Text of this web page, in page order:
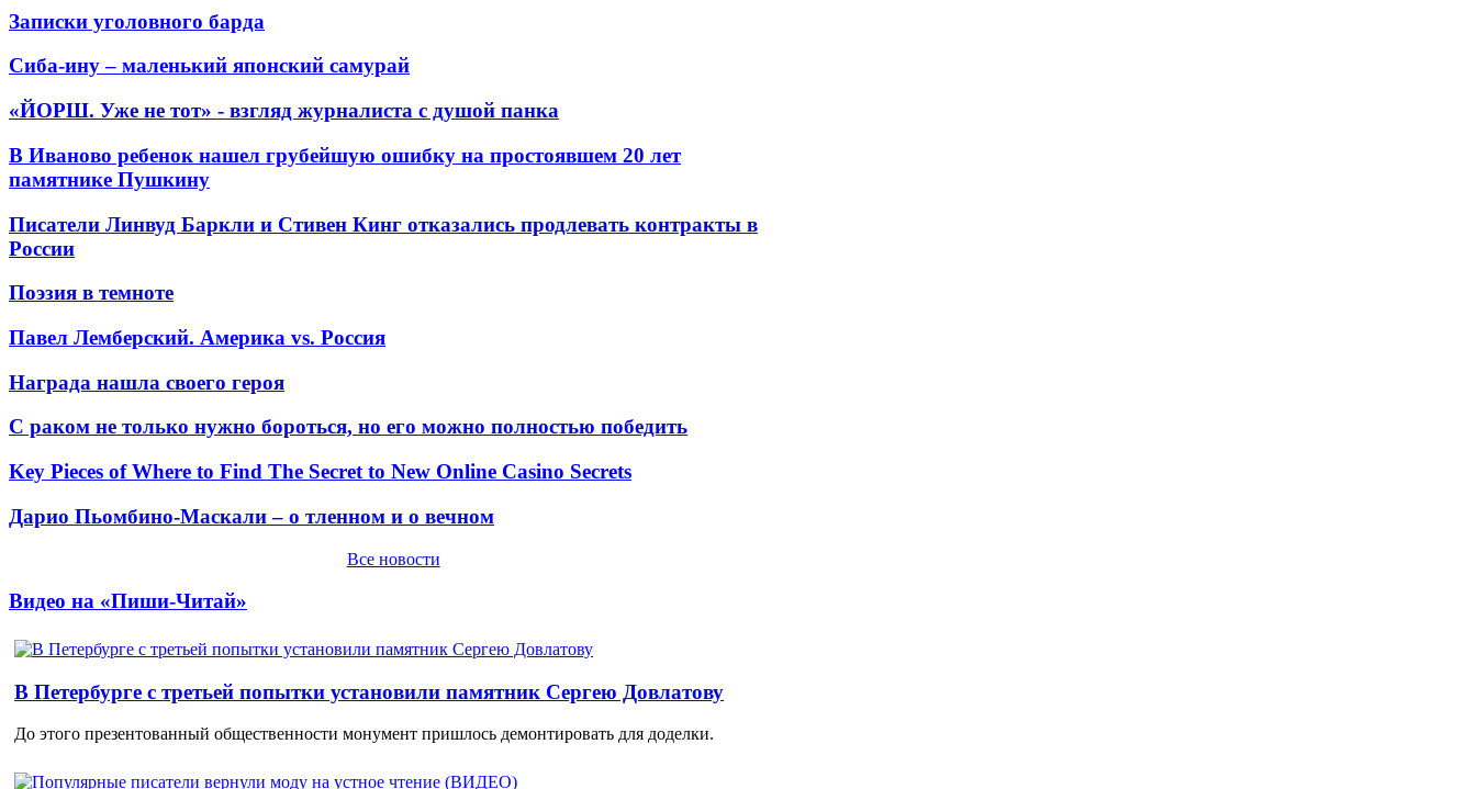
Записки уголовного барда
Сиба-ину – маленький японский самурай
«ЙОРШ. Уже не тот» - взгляд журналиста с душой панка
В Иваново ребенок нашел грубейшую ошибку на простоявшем 20 лет
памятнике Пушкину
Писатели Линвуд Баркли и Стивен Кинг отказались продлевать контракты в
России
Поэзия в темноте
Павел Лемберский. Америка vs. Россия
Награда нашла своего героя
С раком не только нужно бороться, но его можно полностью победить
Key Pieces of Where to Find The Secret to New Online Casino Secrets
Дарио Пьомбино-Маскали – о тленном и о вечном
Все новости
Видео на «Пиши-Читай»
В Петербурге с третьей попытки установили памятник Сергею Довлатову
До этого презентованный общественности монумент пришлось демонтировать для доделки.